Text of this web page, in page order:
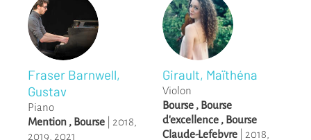
Fraser Barnwell,
Gustav
Piano
Mention , Bourse 2018
2019 2021
Girault, Maïthéna
Violon
Bourse , Bourse
d'excellence , Bourse
Claude-Lefebvre
2018